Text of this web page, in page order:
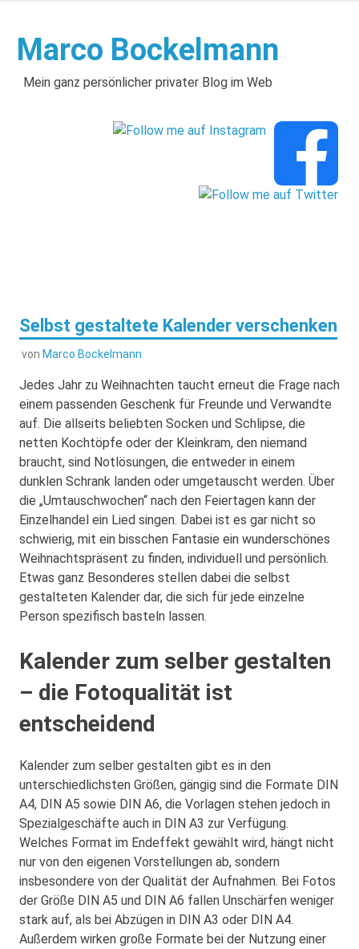
springen
Marco Bockelmann
Mein ganz persönlicher privater Blog im Web
Selbst gestaltete Kalender verschenken
von Marco Bockelmann
Jedes Jahr zu Weihnachten taucht erneut die Frage nach
einem passenden Geschenk für Freunde und Verwandte
auf. Die allseits beliebten Socken und Schlipse, die
netten Kochtöpfe oder der Kleinkram, den niemand
braucht, sind Notlösungen, die entweder in einem
dunklen Schrank landen oder umgetauscht werden. Über
die „Umtauschwochen“ nach den Feiertagen kann der
Einzelhandel ein Lied singen. Dabei ist es gar nicht so
schwierig, mit ein bisschen Fantasie ein wunderschönes
Weihnachtspräsent zu finden, individuell und persönlich.
Etwas ganz Besonderes stellen dabei die selbst
gestalteten Kalender dar, die sich für jede einzelne
Person spezifisch basteln lassen.
Kalender zum selber gestalten
– die Fotoqualität ist
entscheidend
Kalender zum selber gestalten gibt es in den
unterschiedlichsten Größen, gängig sind die Formate DIN
A4, DIN A5 sowie DIN A6, die Vorlagen stehen jedoch in
Spezialgeschäfte auch in DIN A3 zur Verfügung.
Welches Format im Endeffekt gewählt wird, hängt nicht
nur von den eigenen Vorstellungen ab, sondern
insbesondere von der Qualität der Aufnahmen. Bei Fotos
der Größe DIN A5 und DIN A6 fallen Unschärfen weniger
stark auf, als bei Abzügen in DIN A3 oder DIN A4.
Außerdem wirken große Formate bei der Nutzung einer